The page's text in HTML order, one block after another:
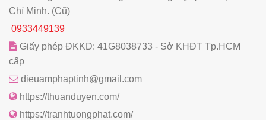
Chí Minh. (Cũ)
0933449139
Giấy phép ĐKKD: 41G8038733 - Sở KHĐT Tp.HCM
cấp
dieuamphaptinh@gmail.com
https://thuanduyen.com/
https://tranhtuongphat.com/